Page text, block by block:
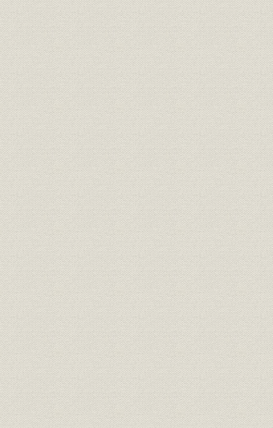
施設
テレタイプ室//本事務所外景//機
械計算機//機械計算機パンチ作
業//機械計算機室内部
定款 北海道炭礦汽船株式会社定款 明治40年8
定款 株式会社日本製鋼所定款 大正8年12
定款 輪西製鉄株式会社定款 昭和6年10
定款 日本製鉄株式会社定款 昭和9年1月
定款 富士製鉄株式会社定款
昭和25年4
11月29日
組織 職制 明治42年5
役員
北海道炭礦汽船株式会社時代役
員異動表
明治40年~
役員
北海道製鉄株式会社時代役員異
動表
大正6年~
役員
株式会社日本製鋼所時代役員異
動表 日本製鋼直営時代
大正8年12
役員
株式会社日本製鋼所時代役員異
動表 輪西製鉄組合時代
大正13年2
役員
輪西製鉄株式会社時代役員異動
表
昭和6年10
役員
日本製鉄株式会社役員異動表
昭和9年1